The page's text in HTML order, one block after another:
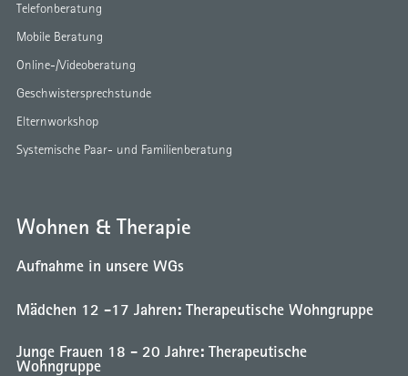
Telefonberatung
Mobile Beratung
Online-/Videoberatung
Geschwistersprechstunde
Elternworkshop
Systemische Paar- und Familienberatung
Wohnen & Therapie
Aufnahme in unsere WGs
Mädchen 12 -17 Jahren: Therapeutische Wohngruppe
Junge Frauen 18 - 20 Jahre: Therapeutische
Wohngruppe